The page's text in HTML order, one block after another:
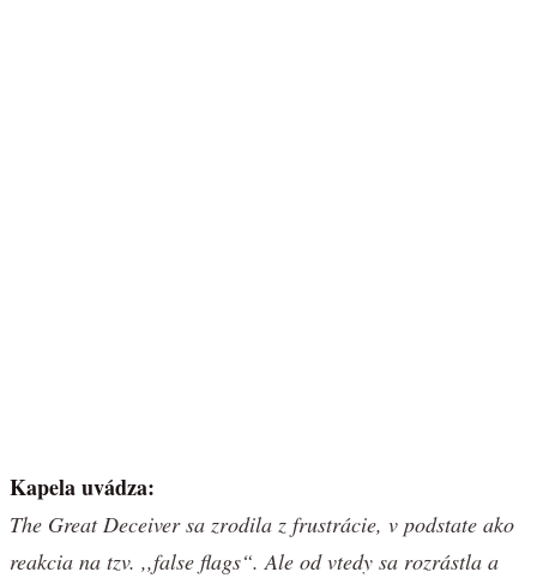
Kapela uvádza:
The Great Deceiver sa zrodila z frustrácie, v podstate ako
reakcia na tzv. ,,false flags“. Ale od vtedy sa rozrástla a